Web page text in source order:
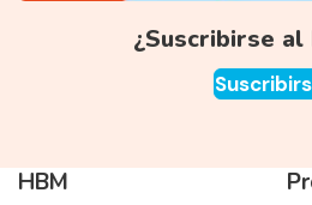
¿Suscribirse
HBM